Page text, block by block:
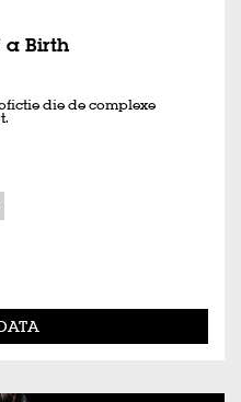
a Birth
die de complexe